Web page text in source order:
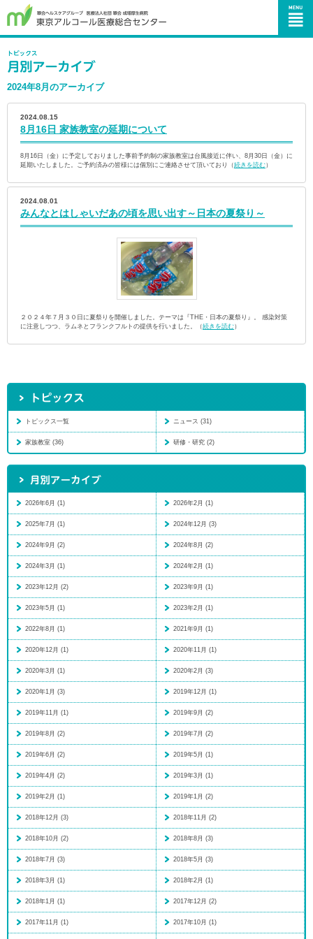
2024年8月のアーカイブ
2024.08.15
8月16日 家族教室の延期について
8月16日（金）に予定しておりました事前予約制の家族教室は台風接近に伴い、8月30日（金）に
延期いたしました。ご予約済みの皆様には個別にご連絡させて頂いており（続きを読む）
2024.08.01
みんなとはしゃいだあの頃を思い出す～日本の夏祭り～
２０２４年７月３０日に夏祭りを開催しました。テーマは『THE・日本の夏祭り』。 感染対策
に注意しつつ、ラムネとフランクフルトの提供を行いました。（続きを読む）
トピックス一覧 ニュース (31)
家族教室 (36) 研修・研究 (2)
2026年6月 (1) 2026年2月 (1)
2025年7月 (1) 2024年12月 (3)
2024年9月 (2) 2024年8月 (2)
2024年3月 (1) 2024年2月 (1)
2023年12月 (2) 2023年9月 (1)
2023年5月 (1) 2023年2月 (1)
2022年8月 (1) 2021年9月 (1)
2020年12月 (1) 2020年11月 (1)
2020年3月 (1) 2020年2月 (3)
2020年1月 (3) 2019年12月 (1)
2019年11月 (1) 2019年9月 (2)
2019年8月 (2) 2019年7月 (2)
2019年6月 (2) 2019年5月 (1)
2019年4月 (2) 2019年3月 (1)
2019年2月 (1) 2019年1月 (2)
2018年12月 (3) 2018年11月 (2)
2018年10月 (2) 2018年8月 (3)
2018年7月 (3) 2018年5月 (3)
2018年3月 (1) 2018年2月 (1)
2018年1月 (1) 2017年12月 (2)
2017年11月 (1) 2017年10月 (1)